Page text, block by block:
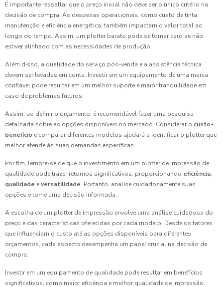
É importante ressaltar que o preço inicial não deve ser o único critério na
decisão de compra. As despesas operacionais, como custo de tinta,
manutenção e eficiência energética, também impactam o valor total ao
longo do tempo. Assim, um plotter barato pode se tornar caro se não
estiver alinhado com as necessidades de produção.
Além disso, a qualidade do serviço pós-venda e a assistência técnica
devem ser levadas em conta. Investir em um equipamento de uma marca
confiável pode resultar em um melhor suporte e maior tranquilidade em
caso de problemas futuros.
Assim, ao definir o orçamento, é recomendável fazer uma pesquisa
detalhada sobre as opções disponíveis no mercado. Considerar o custo-
benefício e comparar diferentes modelos ajudará a identificar o plotter que
melhor atende às suas demandas específicas.
Por fim, lembre-se de que o investimento em um plotter de impressão de
qualidade pode trazer retornos significativos, proporcionando eficiência,
qualidade eversatilidade. Portanto, analise cuidadosamente suas
opções e tome uma decisão informada.
A escolha de um plotter de impressão envolve uma análise cuidadosa do
preço e das características oferecidas por cada modelo. Desde os fatores
que influenciam o custo até as opções disponíveis para diferentes
orçamentos, cada aspecto desempenha um papel crucial na decisão de
compra.
Investir em um equipamento de qualidade pode resultar em benefícios
significativos, como maior eficiência e melhor qualidade de impressão.